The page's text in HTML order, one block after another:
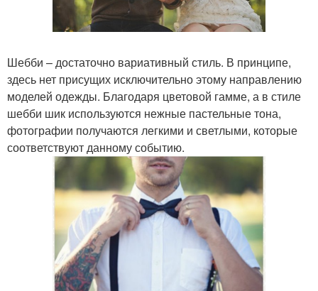
Шебби – достаточно вариативный стиль. В принципе,
здесь нет присущих исключительно этому направлению
моделей одежды. Благодаря цветовой гамме, а в стиле
шебби шик используются нежные пастельные тона,
фотографии получаются легкими и светлыми, которые
соответствуют данному событию.